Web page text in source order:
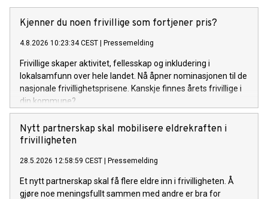
Kjenner du noen frivillige som fortjener pris?
4.8.2026 10:23:34 CEST Pressemelding
Frivillige skaper aktivitet, fellesskap og inkludering i
lokalsamfunn over hele landet. Nå åpner nominasjonen til de
nasjonale frivillighetsprisene. Kanskje finnes årets frivillige i
din kommune?
Nytt partnerskap skal mobilisere eldrekraften i
frivilligheten
28.5.2026 12:58:59 CEST Pressemelding
Et nytt partnerskap skal få flere eldre inn i frivilligheten. Å
gjøre noe meningsfullt sammen med andre er bra for